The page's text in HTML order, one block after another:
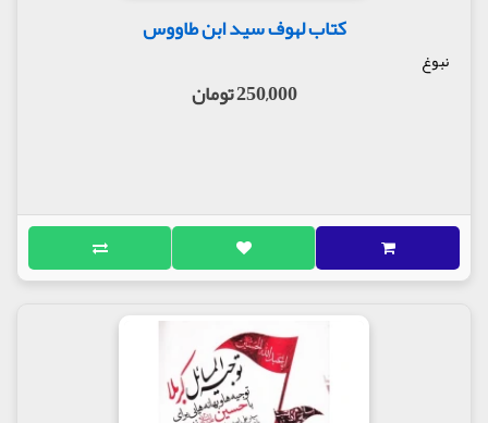
ناشر : انتشارت صیامکتاب لهوف سید ابن طاووس
نبوغ
250,000 تومان